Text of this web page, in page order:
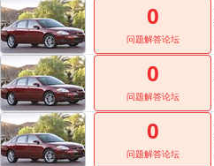
0
问题解答论坛
0
问题解答论坛
0
问题解答论坛